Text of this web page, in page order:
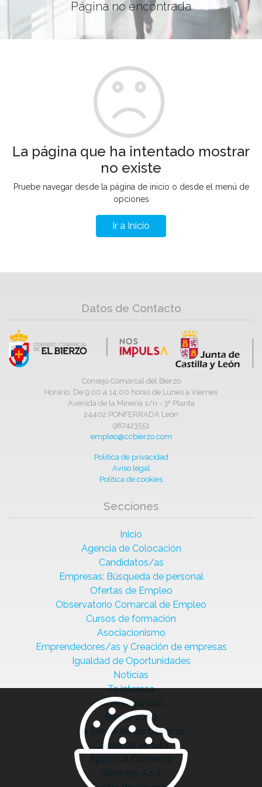
Página no encontrada
La página que ha intentado mostrar
no existe
Pruebe navegar desde la página de inicio o desde el menú de
opciones
Ir a Inicio
Datos de Contacto
Consejo Comarcal del Bierzo
Horario: De 9,00 a 14,00 horas de Lunes a Viernes
Avenida de la Minería s/n - 3ª Planta
24402 PONFERRADA León
987423551
empleo@ccbierzo.com
Política de privacidad
Aviso legal
Política de cookies
Secciones
Inicio
Agencia de Colocación
Candidatos/as
Empresas: Búsqueda de personal
Ofertas de Empleo
Observatorio Comarcal de Empleo
Cursos de formación
Asociacionismo
Emprendedores/as y Creación de empresas
Igualdad de Oportunidades
Noticias
Te interesa
Ciberseguridad
Bierzo 2030
La Senda de las Cantinas
Comanda en ruta
Apoyo al Comercio
Territorio Azul